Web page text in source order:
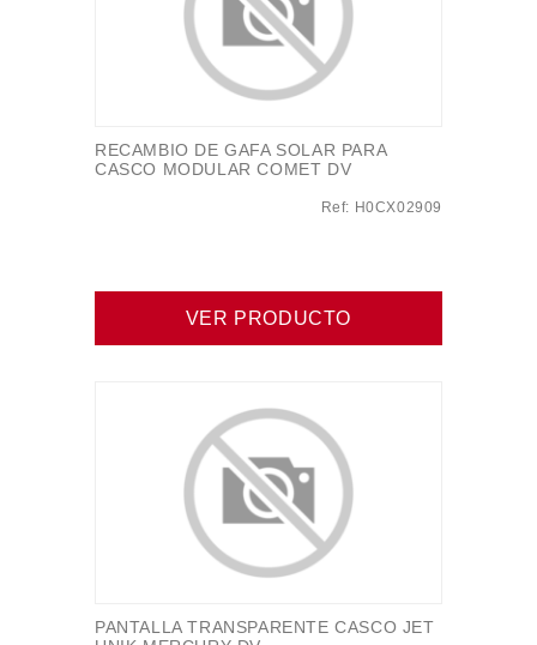
RECAMBIO DE GAFA SOLAR PARA
CASCO MODULAR COMET DV
Ref: H0CX02909
VER PRODUCTO
PANTALLA TRANSPARENTE CASCO JET